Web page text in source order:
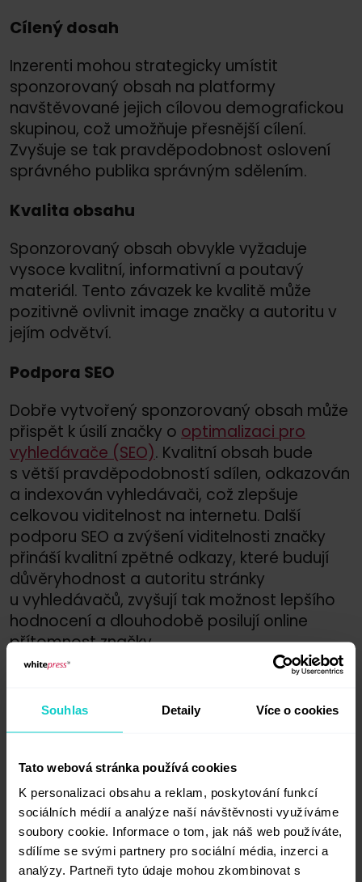
Souhlas Detaily Více o cookies
Tato webová stránka používá cookies
K personalizaci obsahu a reklam, poskytování funkcí
sociálních médií a analýze naší návštěvnosti využíváme
soubory cookie. Informace o tom, jak náš web používáte,
sdílíme se svými partnery pro sociální média, inzerci a
analýzy. Partneři tyto údaje mohou zkombinovat s
Cílený dosah
Inzerenti mohou strategicky umístit
sponzorovaný obsah na platformy
navštěvované jejich cílovou demografickou
skupinou, což umožňuje přesnější cílení.
Zvyšuje se tak pravděpodobnost oslovení
správného publika správným sdělením.
Kvalita obsahu
Sponzorovaný obsah obvykle vyžaduje
vysoce kvalitní, informativní a poutavý
materiál. Tento závazek ke kvalitě může
pozitivně ovlivnit image značky a autoritu v
jejím odvětví.
Podpora SEO
Dobře vytvořený sponzorovaný obsah může
přispět k úsilí značky o optimalizaci pro
vyhledávače (SEO). Kvalitní obsah bude
s větší pravděpodobností sdílen, odkazován
a indexován vyhledávači, což zlepšuje
celkovou viditelnost na internetu. Další
podporu SEO a zvýšení viditelnosti značky
přináší kvalitní zpětné odkazy, které budují
důvěryhodnost a autoritu stránky
u vyhledávačů, zvyšují tak možnost lepšího
hodnocení a dlouhodobě posilují online
přítomnost značky.
Vzhledem k tomu, že je sponzorovaný obsah
platformy, je méně náchylný k blokování
reklam ve srovnání s tradičními grafickými
reklamami. Díky tomu se obsah dostane
k širšímu publiku.
Vydavatelům pak kvalitní sponzorovaný